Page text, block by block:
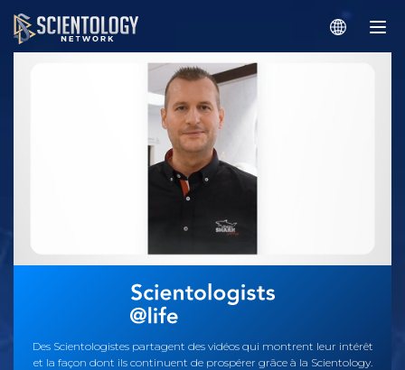
Des Scientologistes partagent des vidéos qui montrent leur intérêt
et la façon dont ils continuent de prospérer grâce à la Scientology.